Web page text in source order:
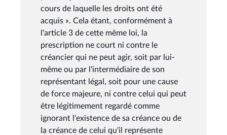
cours de laquelle les droits ont été
acquis ». Cela étant, conformément à
l'article 3 de cette même loi, la
prescription ne court ni contre le
créancier qui ne peut agir, soit par lui-
même ou par l'intermédiaire de son
représentant légal, soit pour une cause
de force majeure, ni contre celui qui peut
être légitimement regardé comme
ignorant l'existence de sa créance ou de
la créance de celui qu'il représente